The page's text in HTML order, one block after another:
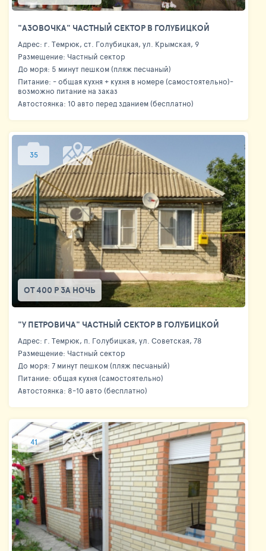
"АЗОВОЧКА" ЧАСТНЫЙ СЕКТОР В ГОЛУБИЦКОЙ
Адрес: г. Темрюк, ст. Голубицкая, ул. Крымская, 9
Размещение: Частный сектор
До моря: 5 минут пешком (пляж песчаный)
Питание: - общая кухня + кухня в номере (самостоятельно)-
возможно питание на заказ
Автостоянка: 10 авто перед зданием (бесплатно)
35
ОТ 400 Р ЗА НОЧЬ
"У ПЕТРОВИЧА" ЧАСТНЫЙ СЕКТОР В ГОЛУБИЦКОЙ
Адрес: г. Темрюк, п. Голубицкая, ул. Советская, 78
Размещение: Частный сектор
До моря: 7 минут пешком (пляж песчаный)
Питание: общая кухня (самостоятельно)
Автостоянка: 8-10 авто (бесплатно)
41